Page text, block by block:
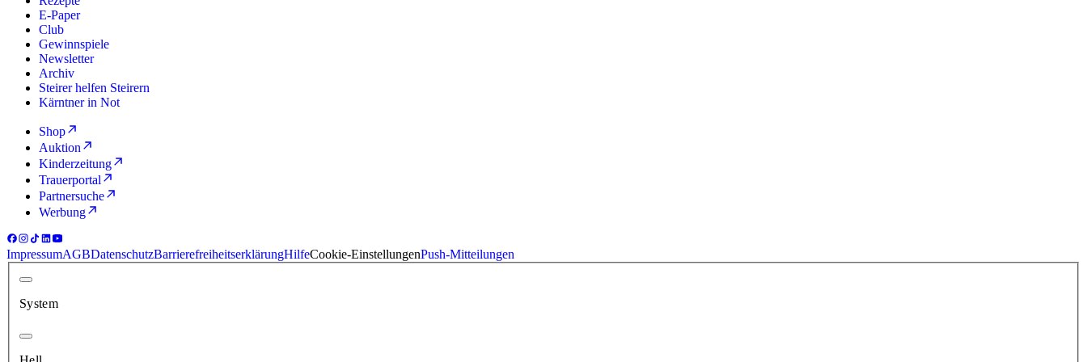
E-Paper
Club
Gewinnspiele
Newsletter
Archiv
Steirer helfen Steirern
Kärntner in Not
Shop
Auktion
Kinderzeitung
Trauerportal
Partnersuche
Werbung
ImpressumAGBDatenschutzBarrierefreiheitserklärungHilfeCookie-EinstellungenPush-Mitteilungen
System